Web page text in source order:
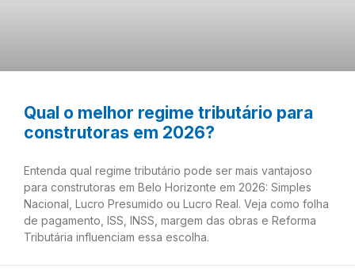
Qual o melhor regime tributário para
construtoras em 2026?
Entenda qual regime tributário pode ser mais vantajoso
para construtoras em Belo Horizonte em 2026: Simples
Nacional, Lucro Presumido ou Lucro Real. Veja como folha
de pagamento, ISS, INSS, margem das obras e Reforma
Tributária influenciam essa escolha.